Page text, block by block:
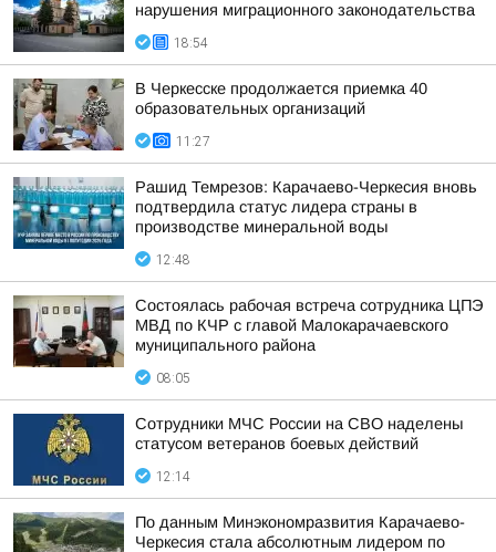
нарушения миграционного законодательства
18:54
В Черкесске продолжается приемка 40
образовательных организаций
11:27
Рашид Темрезов: Карачаево-Черкесия вновь
подтвердила статус лидера страны в
производстве минеральной воды
12:48
Состоялась рабочая встреча сотрудника ЦПЭ
МВД по КЧР с главой Малокарачаевского
муниципального района
08:05
Сотрудники МЧС России на СВО наделены
статусом ветеранов боевых действий
12:14
По данным Минэкономразвития Карачаево-
Черкесия стала абсолютным лидером по